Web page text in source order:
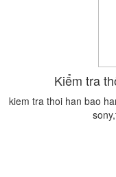
Kiểm tra
kiem tra thoi han bao